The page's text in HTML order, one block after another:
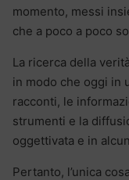
momento, messi
che a poco a poco
La ricerca della
in modo che oggi in
racconti, le
strumenti e la
oggettivata e in
Pertanto, l’unica